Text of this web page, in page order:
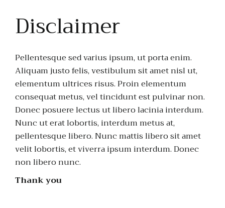
Disclaimer
Pellentesque sed varius ipsum, ut porta enim.
Aliquam justo felis, vestibulum sit amet nisl ut,
elementum ultrices risus. Proin elementum
consequat metus, vel tincidunt est pulvinar non.
Donec posuere lectus ut libero lacinia interdum.
Nunc ut erat lobortis, interdum metus at,
pellentesque libero. Nunc mattis libero sit amet
velit lobortis, et viverra ipsum interdum. Donec
non libero nunc.
Thank you